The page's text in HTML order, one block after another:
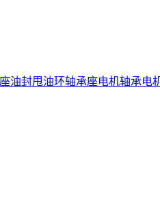
油封甩油环轴承座电机轴承电